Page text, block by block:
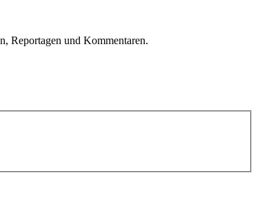
Reportagen und Kommentaren.